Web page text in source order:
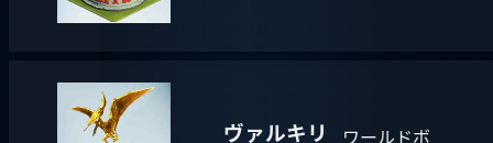
ヴァルキリ
ワールドボ